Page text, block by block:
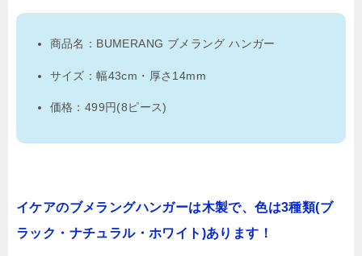
商品名：BUMERANG ブメラング ハンガー
サイズ：幅43cm・厚さ14mm
価格：499円(8ピース)
イケアのブメラングハンガーは木製で、色は3種類(ブ
ラック・ナチュラル・ホワイト)あります！